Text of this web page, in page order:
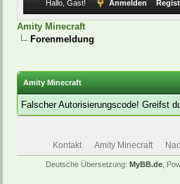
Hallo, Gast! Anmelden
Amity Minecraft
Forenmeldung
Amity Minecraft
Falscher Autorisierungscode! Greifst
Kontakt Amity Minecraft
Deutsche Übersetzung: MyBB.de ,